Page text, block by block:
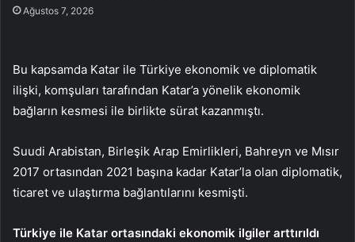
Ağustos 7, 2026
Bu kapsamda Katar ile Türkiye ekonomik ve diplomatik
ilişki, komşuları tarafından Katar’a yönelik ekonomik
bağların kesmesi ile birlikte sürat kazanmıştı.
Suudi Arabistan, Birleşik Arap Emirlikleri, Bahreyn ve Mısır
2017 ortasından 2021 başına kadar Katar’la olan diplomatik,
ticaret ve ulaştırma bağlantılarını kesmişti.
Türkiye ile Katar ortasındaki ekonomik ilgiler arttırıldı